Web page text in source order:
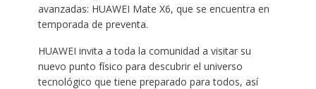
avanzadas: HUAWEI Mate X6, que se encuentra en
temporada de preventa.
HUAWEI invita a toda la comunidad a visitar su
nuevo punto físico para descubrir el universo
tecnológico que tiene preparado para todos, así